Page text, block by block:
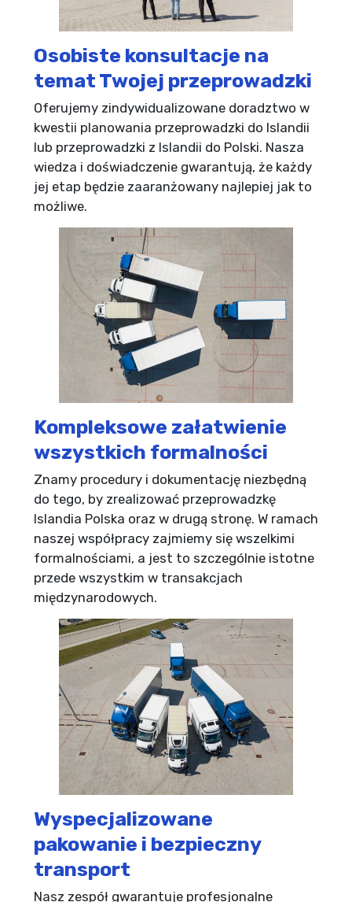
Osobiste konsultacje na
temat Twojej przeprowadzki
Oferujemy zindywidualizowane doradztwo w
kwestii planowania przeprowadzki do Islandii
lub przeprowadzki z Islandii do Polski. Nasza
wiedza i doświadczenie gwarantują, że każdy
jej etap będzie zaaranżowany najlepiej jak to
możliwe.
Kompleksowe załatwienie
wszystkich formalności
Znamy procedury i dokumentację niezbędną
do tego, by zrealizować przeprowadzkę
Islandia Polska oraz w drugą stronę. W ramach
naszej współpracy zajmiemy się wszelkimi
formalnościami, a jest to szczególnie istotne
przede wszystkim w transakcjach
międzynarodowych.
Wyspecjalizowane
pakowanie i bezpieczny
transport
Nasz zespół gwarantuje profesjonalne